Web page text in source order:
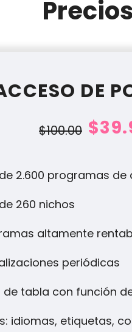
Precios
DE
$100.00
2.600 programas de
260 nichos
altamente
periódicas
de tabla con función
idiomas, etiquetas,